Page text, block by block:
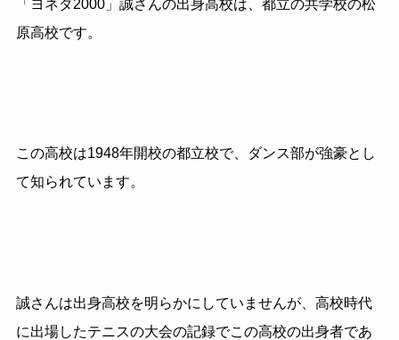
「ヨネダ2000」誠さんの出身高校は、都立の共学校の松
原高校です。
この高校は1948年開校の都立校で、ダンス部が強豪とし
て知られています。
誠さんは出身高校を明らかにしていませんが、高校時代
に出場したテニスの大会の記録でこの高校の出身者であ